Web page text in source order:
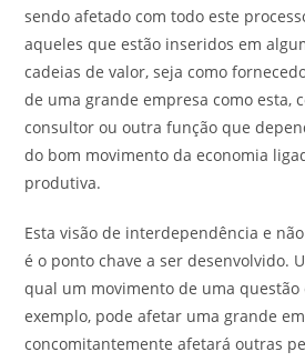
sendo afetado com todo este
aqueles que estão inseridos em
cadeias de valor, seja como
de uma grande empresa como esta,
consultor ou outra função que
do bom movimento da economia
produtiva.
Esta visão de interdependência e
é o ponto chave a ser desenvolvido.
qual um movimento de uma
exemplo, pode afetar uma grande
concomitantemente afetará outras